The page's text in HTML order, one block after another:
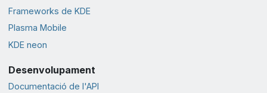
Frameworks de KDE
Plasma Mobile
KDE neon
Desenvolupament
Documentació de l'API